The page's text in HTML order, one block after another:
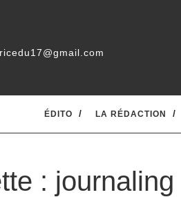
ÉDITO LA RÉDACTION
: journaling